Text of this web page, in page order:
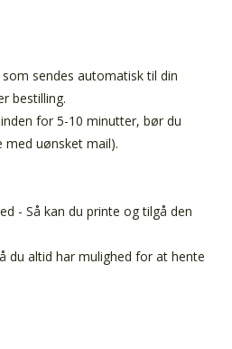
sendes automatisk til din
bestilling.
for 5-10 minutter, bør du
med uønsket mail).
- Så kan du printe og tilgå den
du altid har mulighed for at hente